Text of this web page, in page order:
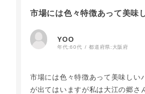
市場には色々特徴あって美味
YOO
年代:60代 都道府県: 大阪府
市場には色々特徴あって美味しい
が出てはいますが私は大江の郷さ